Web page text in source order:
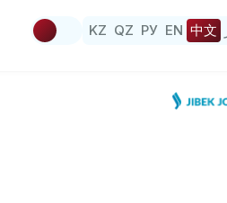
KZ QZ РУ EN 中文